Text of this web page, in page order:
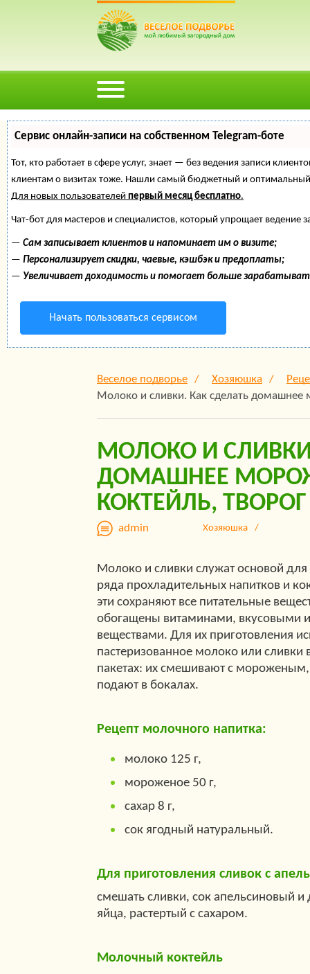
Сервис онлайн-записи на собственном Telegram-боте
Тот, кто работает в сфере услуг, знает — без ведения записи
клиентам о визитах тоже. Нашли самый бюджетный и
Для новых пользователей первый месяц бесплатно.
Чат-бот для мастеров и специалистов, который упрощает ведение
— Сам записывает клиентов и напоминает им о визите;
— Персонализирует скидки, чаевые, кэшбэк и предоплаты;
— Увеличивает доходимость и помогает больше
Начать пользоваться сервисом
Веселое подворье Хозяюшка
Молоко и сливки. Как сделать
МОЛОКО И
ДОМАШНЕЕ
КОКТЕЙЛЬ, ТВОРОГ
admin Хозяюшка
Молоко и сливки служат основой
ряда прохладительных напитков и
эти сохраняют все питательные
обогащены витаминами, вкусовыми
веществами. Для их приготовления
пастеризованное молоко или сливки
пакетах: их смешивают с
подают в бокалах.
Рецепт молочного напитка:
молоко 125 г,
мороженое 50 г,
сахар 8 г,
сок ягодный натуральный.
Для приготовления сливок с
смешать сливки, сок апельсиновый и
яйца, растертый с сахаром.
Молочный коктейль